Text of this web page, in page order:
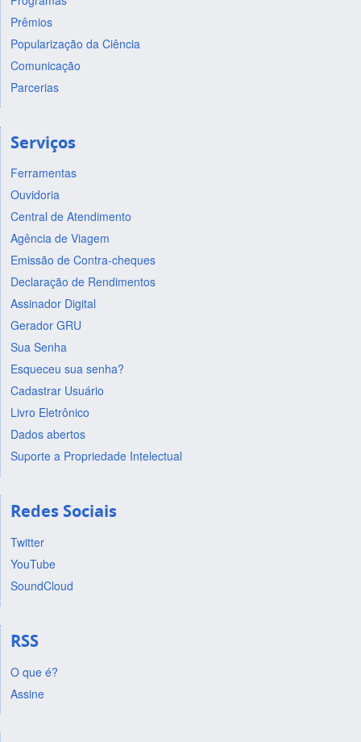
Prêmios
Popularização da Ciência
Comunicação
Parcerias
Serviços
Ferramentas
Ouvidoria
Central de Atendimento
Agência de Viagem
Emissão de Contra-cheques
Declaração de Rendimentos
Assinador Digital
Gerador GRU
Sua Senha
Esqueceu sua senha?
Cadastrar Usuário
Livro Eletrônico
Dados abertos
Suporte a Propriedade Intelectual
Redes Sociais
Twitter
YouTube
SoundCloud
RSS
O que é?
Assine